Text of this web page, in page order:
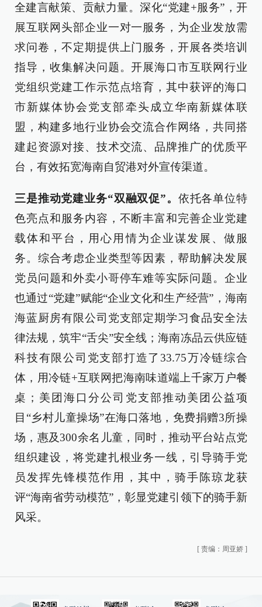
全建言献策、贡献力量。深化“党建+服务”，开
展互联网头部企业一对一服务，为企业发放需
求问卷，不定期提供上门服务，开展各类培训
指导，收集解决问题。开展海口市互联网行业
党组织党建工作示范点培育，其中获评的海口
市新媒体协会党支部牵头成立华南新媒体联
盟，构建多地行业协会交流合作网络，共同搭
建起资源对接、技术交流、品牌推广的优质平
台，有效拓宽海南自贸港对外宣传渠道。
三是推动党建业务“双融双促”。 依托各单位特
色亮点和服务内容，不断丰富和完善企业党建
载体和平台，用心用情为企业谋发展、做服
务。综合考虑企业类型等因素，帮助解决发展
党员问题和外卖小哥停车难等实际问题。企业
也通过“党建”赋能“企业文化和生产经营”，海南
海蓝厨房有限公司党支部定期学习食品安全法
律法规，筑牢“舌尖”安全线；海南冻品云供应链
科技有限公司党支部打造了33.75万冷链综合
体，用冷链+互联网把海南味道端上千家万户餐
桌；美团海口分公司党支部推动美团公益项
目“乡村儿童操场”在海口落地，免费捐赠3所操
场，惠及300余名儿童，同时，推动平台站点党
组织建设，将党建扎根业务一线，引导骑手党
员发挥先锋模范作用，其中，骑手陈琼龙获
评“海南省劳动模范”，彰显党建引领下的骑手新
风采。
[ 责编：周亚娇 ]